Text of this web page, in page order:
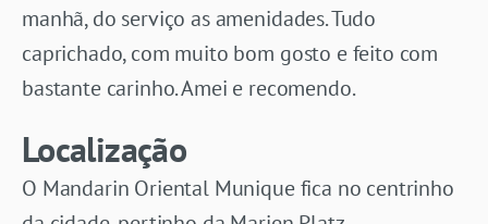
manhã, do serviço as amenidades. Tudo
caprichado, com muito bom gosto e feito com
bastante carinho. Amei e recomendo.
Localização
O Mandarin Oriental Munique fica no centrinho